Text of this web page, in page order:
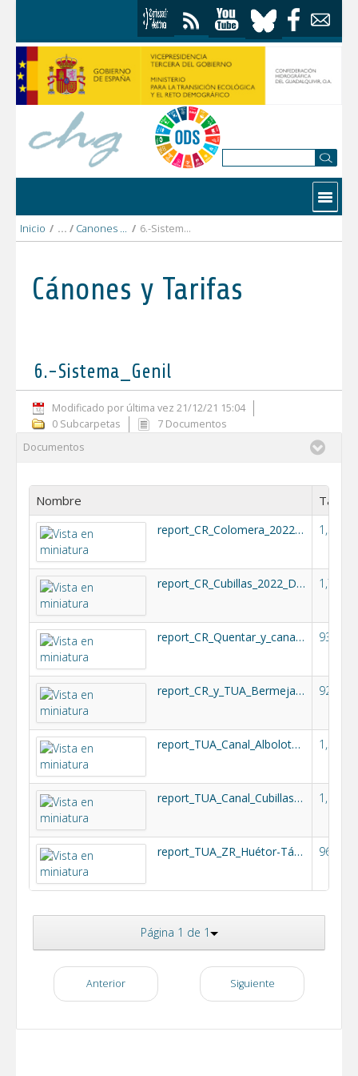
Contactar
Inicio / Canones y tarifas 2022 / 6.-Sistema_Genil
Cánones y Tarifas
6.-Sistema_Genil
Modificado por última vez 21/12/21 15:04
0 Subcarpetas
7 Documentos
Documentos
Nombre
report_CR_Colomera_2022_DEFINITIVO.pdf 1,5MB
report_CR_Cubillas_2022_DEFINITIVO.pdf 1,7MB
report_CR_Quentar_y_canales_2022_DEFINITIVO.pdf 935k
report_CR_y_TUA_Bermejales_2022_DEFINITIVO.pdf 925k
report_TUA_Canal_Albolote_2022_DEFINITIVO.pdf 1,5MB
report_TUA_Canal_Cubillas_2022_DEFINITIVO.pdf 1,1MB
report_TUA_ZR_Huétor-Tájar_2022_DEFINITIVO.pdf 961k
Página 1 de 1
Anterior Siguiente